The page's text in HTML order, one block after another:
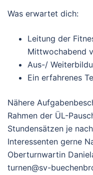
Was erwartet dich:
Leitung der
Mittwochabend
Aus-/
Ein erfahrenes
Nähere
Rahmen der ÜL-
Stundensätzen je
Interessenten gerne
Oberturnwartin
turnen@sv-